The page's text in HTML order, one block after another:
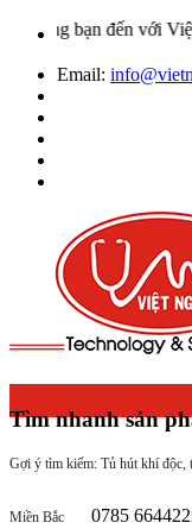
bạn đến với Việt
Email:
Tìm nhanh sản
Gợi ý tìm kiếm: Tủ hút khí độc,
Miền Bắc 0785 664422